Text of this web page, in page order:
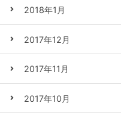
2018年1月
2017年12月
2017年11月
2017年10月